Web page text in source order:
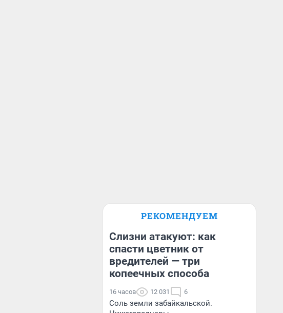
РЕКОМЕНДУЕМ
Слизни атакуют: как
спасти цветник от
вредителей — три
копеечных способа
16 часов 12 031 6
Соль земли забайкальской.